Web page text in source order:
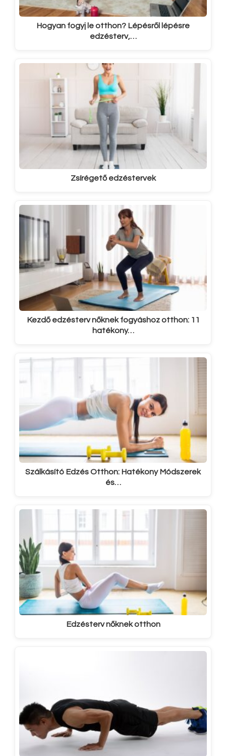
Hogyan fogyj le otthon? Lépésről lépésre
edzésterv,…
Zsírégető edzéstervek
Kezdő edzésterv nőknek fogyáshoz otthon: 11
hatékony…
Szálkásító Edzés Otthon: Hatékony Módszerek
és…
Edzésterv nőknek otthon